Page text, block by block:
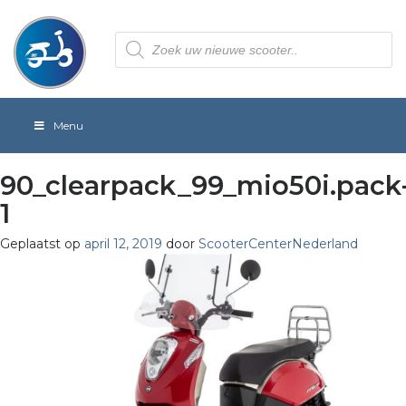
Producten
zoeken
Menu
1
Geplaatst op april 12, 2019 door ScooterCenterNederland